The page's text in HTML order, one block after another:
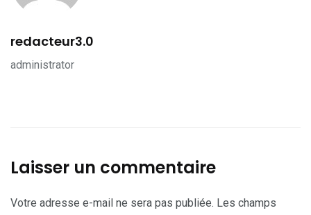
redacteur3.0
administrator
Laisser un commentaire
Votre adresse e-mail ne sera pas publiée. Les champs